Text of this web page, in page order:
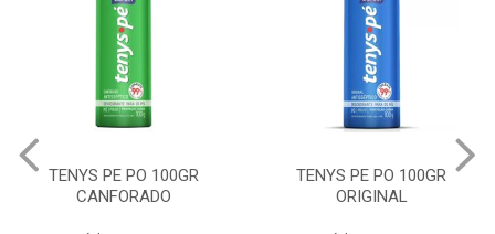
TENYS PE PO 100GR
CANFORADO
TENYS PE PO 100GR
ORIGINAL